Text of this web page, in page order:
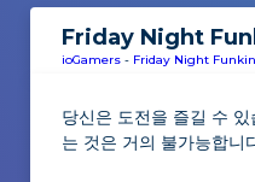
Friday Night
ioGamers - Friday Night Funkin
당신은 도전을 즐길 수
는 것은 거의 불가능합니